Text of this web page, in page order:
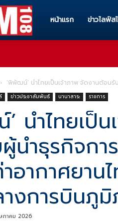
Siam108
ข่าวสาร
ทุก
เรื่อง
หน้าแรก ข่าวไลฟ์ส
‘พิพัฒน์’ นำไทยเป็นเจ้าภาพ จัดงานต้อน
ข่าวประชาสัมพันธ์ นานาสาระ ราชการ
นำไทยเป็
นำธุรกิจกา
อากาศยาน
งการบินภูมิ
ภาคม 2026